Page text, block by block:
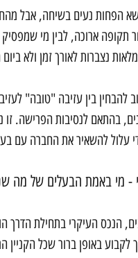
הפחות נעים בשיחה, אבל
תקופה ארוכה, לבין מי
נצברות לאורך זמן ולא
להבחין בין עזיבה "טובה"
בהתאם לנסיבות הפרישה. זו
עלול להשאיר את החברה עם
- מי באמת הבעלים של מה
הנכס העיקרי בתחילת הדרך
לקבוע באופן ברור שכל הקניין